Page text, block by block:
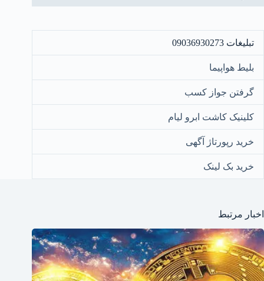
تبلیغات 09036930273
بلیط هواپیما
گرفتن جواز کسب
کلینیک کاشت ابرو لیام
خرید رپورتاژ آگهی
خرید بک لینک
اخبار مرتبط